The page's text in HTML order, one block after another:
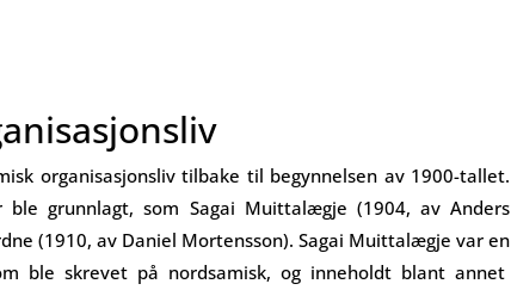
organisasjonsliv tilbake til begynnelsen av 1900-tallet.
ble grunnlagt, som Sagai Muittalægje (1904, av Anders
(1910, av Daniel Mortensson). Sagai Muittalægje var en
ble skrevet på nordsamisk, og inneholdt blant annet